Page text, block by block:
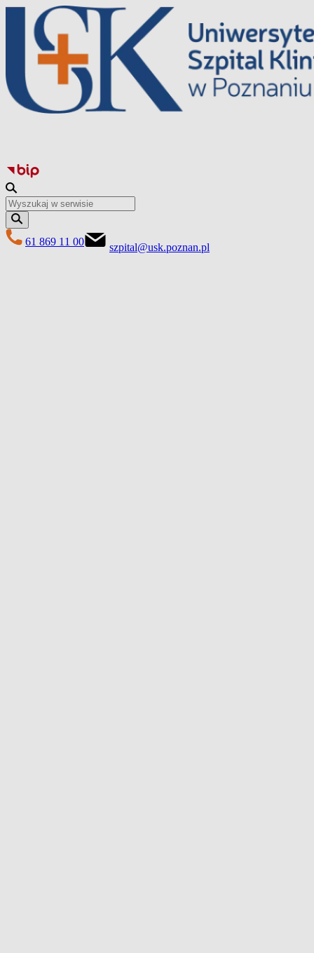
Przejdź
61 869 11 00 szpital@usk.poznan.pl